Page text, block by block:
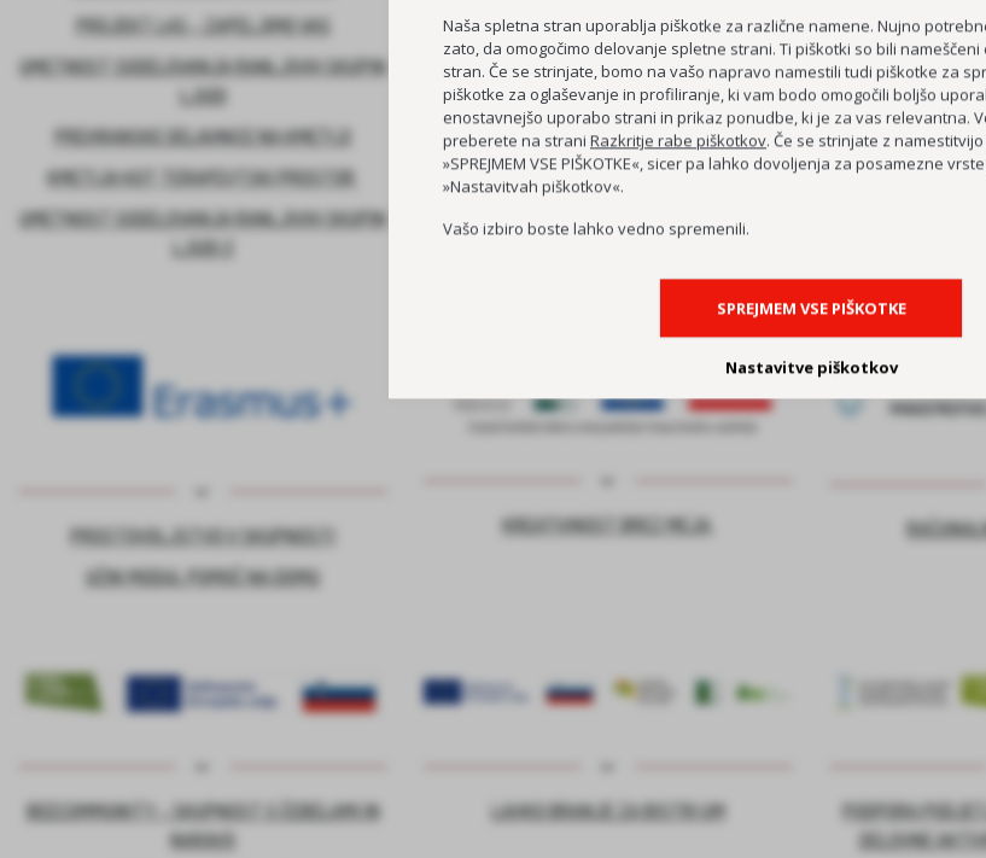
PROJEKT LAS – ZAPELJIMO VAS
UMETNOST SODELOVANJA RANLJIVIH SKUPIN
LJUDI
PREHRANSKE DELAVNICE NA KMETIJI
KMETIJA KOT TERAPEVTSKI PROSTOR
UMETNOST SODELOVANJA RANLJIVIH SKUPIN
LJUDI 2
KOC AS
DEMENCI
MREŽA
PROSTOVOLJSTVO V SKUPNOSTI
UČNI MODUL POMOČ NA DOMU
KREATIVNOST BREZ MEJA
BEECOMMUNITY – SKUPNOST S ČEBELAMI IN
NARAVO
LAHKO BRANJE ZA BISTRI UM
PODPORA
DELOVNE
Naša spletna stran uporablja piškotke za različne namene. Nujno
zato, da omogočimo delovanje spletne strani. Ti piškotki so bili
stran. Če se strinjate, bomo na vašo napravo namestili tudi piškotke za
piškotke za oglaševanje in profiliranje, ki vam bodo omogočili boljšo
enostavnejšo uporabo strani in prikaz ponudbe, ki je za vas relevantna.
preberete na strani Razkritje rabe piškotkov. Če se strinjate z
»SPREJMEM VSE PIŠKOTKE«, sicer pa lahko dovoljenja za posamezne
»Nastavitvah piškotkov«.
Vašo izbiro boste lahko vedno spremenili.
SPREJMEM VSE PIŠKOTKE
Nastavitve piškotkov